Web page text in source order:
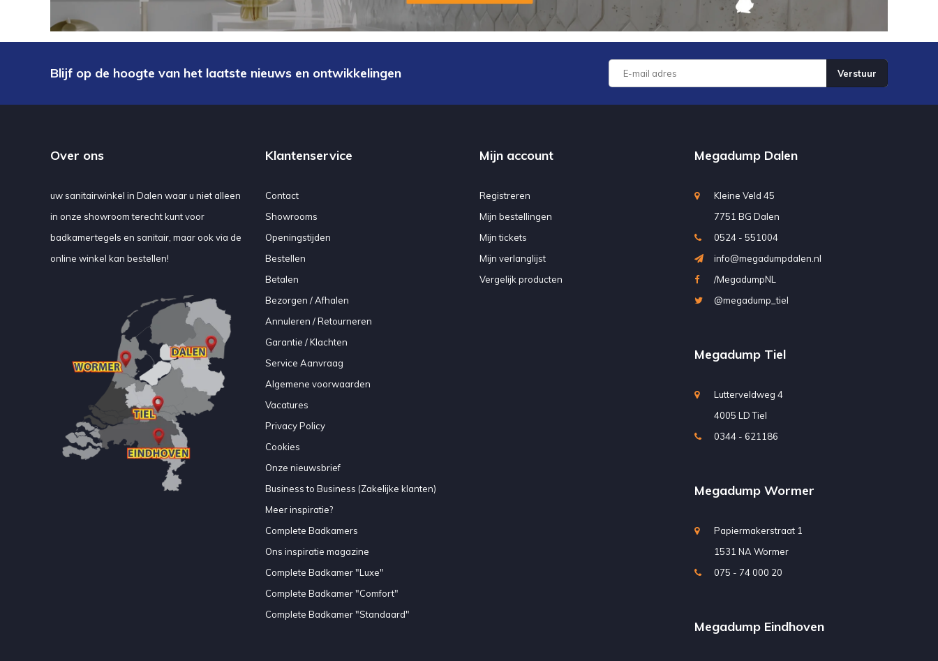
Blijf op de hoogte van het laatste nieuws en ontwikkelingen Verstuur
Over ons
uw sanitairwinkel in Dalen waar u niet alleen
in onze showroom terecht kunt voor
badkamertegels en sanitair, maar ook via de
online winkel kan bestellen!
Klantenservice
Contact
Showrooms
Openingstijden
Bestellen
Betalen
Bezorgen / Afhalen
Annuleren / Retourneren
Garantie / Klachten
Service Aanvraag
Algemene voorwaarden
Vacatures
Privacy Policy
Cookies
Onze nieuwsbrief
Business to Business (Zakelijke klanten)
Meer inspiratie?
Complete Badkamers
Ons inspiratie magazine
Complete Badkamer "Luxe"
Complete Badkamer "Comfort"
Complete Badkamer "Standaard"
Mijn account
Registreren
Mijn bestellingen
Mijn tickets
Mijn verlanglijst
Vergelijk producten
Megadump Dalen
Kleine Veld 45
7751 BG Dalen
0524 - 551004
info@megadumpdalen.nl
/MegadumpNL
@megadump_tiel
Megadump Tiel
Lutterveldweg 4
4005 LD Tiel
0344 - 621186
Megadump Wormer
Papiermakerstraat 1
1531 NA Wormer
075 - 74 000 20
Megadump Eindhoven